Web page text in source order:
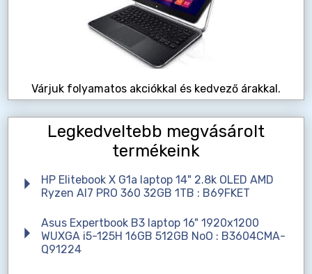
Várjuk folyamatos akciókkal és kedvező árakkal.
Legkedveltebb megvásárolt
termékeink
HP Elitebook X G1a laptop 14" 2.8k OLED AMD
Ryzen AI7 PRO 360 32GB 1TB : B69FKET
Asus Expertbook B3 laptop 16" 1920x1200
WUXGA i5-125H 16GB 512GB NoO : B3604CMA-
Q91224